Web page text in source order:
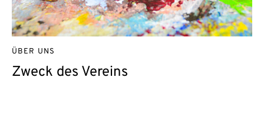
Zweck des Vereins
ÜBER UNS